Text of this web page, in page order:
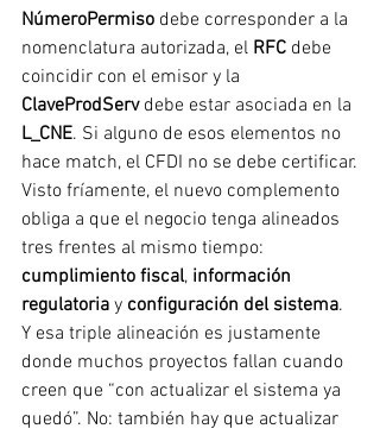
NúmeroPermiso debe corresponder a la
nomenclatura autorizada, el RFC debe
coincidir con el emisor y la
ClaveProdServ debe estar asociada en la
L_CNE. Si alguno de esos elementos no
hace match, el CFDI no se debe certificar.
Visto fríamente, el nuevo complemento
obliga a que el negocio tenga alineados
tres frentes al mismo tiempo:
cumplimiento fiscal, información
regulatoria y configuración del sistema.
Y esa triple alineación es justamente
donde muchos proyectos fallan cuando
creen que “con actualizar el sistema ya
quedó”. No: también hay que actualizar